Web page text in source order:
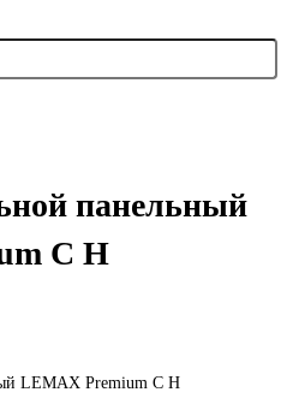
панельный
C H